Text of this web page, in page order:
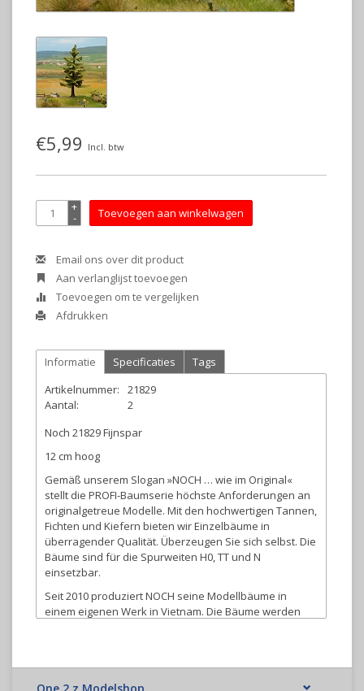
€5,99 Incl. btw
+
- Toevoegen aan winkelwagen
Email ons over dit product
Aan verlanglijst toevoegen
Toevoegen om te vergelijken
Afdrukken
Informatie Specificaties
Tags
Artikelnummer:
21829
Aantal:
2
Noch 21829 Fijnspar
12 cm hoog
Gemäß unserem Slogan »NOCH … wie im Original«
stellt die PROFI-Baumserie höchste Anforderungen an
originalgetreue Modelle. Mit den hochwertigen Tannen,
Fichten und Kiefern bieten wir Einzelbäume in
überragender Qualität. Überzeugen Sie sich selbst. Die
Bäume sind für die Spurweiten H0, TT und N
einsetzbar.
Seit 2010 produziert NOCH seine Modellbäume in
einem eigenen Werk in Vietnam. Die Bäume werden
Die Stämme der Bäume werden aufwändig matt